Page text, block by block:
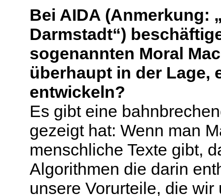
Bei AIDA (Anmerkung:
Darmstadt“)
sogenannten Moral
überhaupt in der Lage,
entwickeln?
Es gibt eine
gezeigt hat: Wenn man
menschliche Texte gibt,
Algorithmen die darin
unsere Vorurteile, die